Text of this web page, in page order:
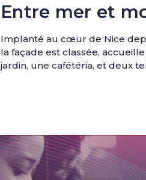
Entre mer et
Implanté au cœur de Nice
la façade est classée,
jardin, une cafétéria, et deux